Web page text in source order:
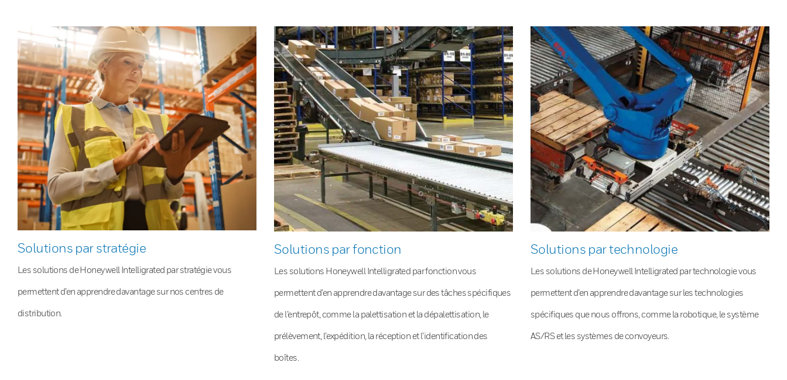
Solutions par stratégie
Les solutions de Honeywell Intelligrated par stratégie vous
permettent d’en apprendre davantage sur nos centres de
distribution.
Solutions par fonction
Les solutions Honeywell Intelligrated par fonction vous
permettent d’en apprendre davantage sur des tâches spécifiques
de l’entrepôt, comme la palettisation et la dépalettisation, le
prélèvement, l’expédition, la réception et l’identification des
boîtes.
Solutions par technologie
Les solutions de Honeywell Intelligrated par technologie vous
permettent d’en apprendre davantage sur les technologies
spécifiques que nous offrons, comme la robotique, le système
AS/RS et les systèmes de convoyeurs.